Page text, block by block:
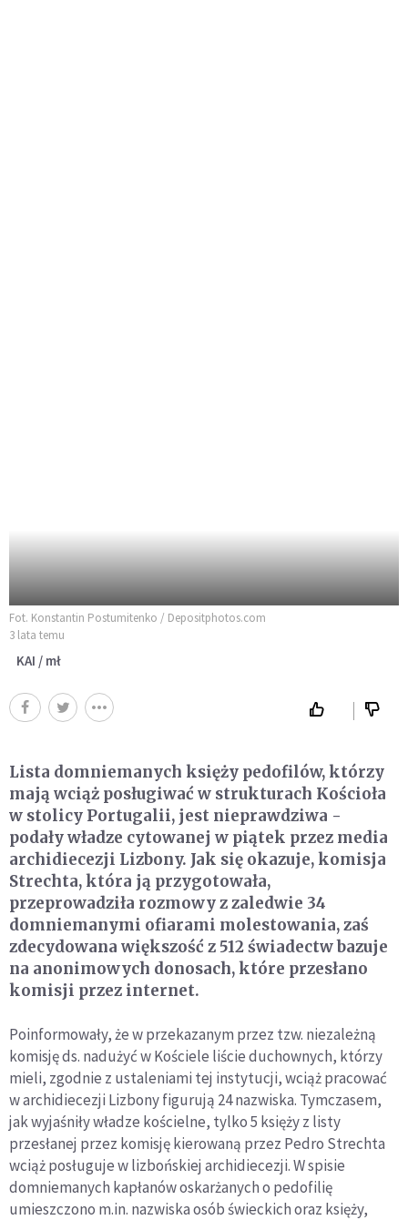
Fot. Konstantin Postumitenko / Depositphotos.com
3 lata temu
KAI / mł
Lista domniemanych księży pedofilów, którzy
mają wciąż posługiwać w strukturach Kościoła
w stolicy Portugalii, jest nieprawdziwa -
podały władze cytowanej w piątek przez media
archidiecezji Lizbony. Jak się okazuje, komisja
Strechta, która ją przygotowała,
przeprowadziła rozmowy z zaledwie 34
domniemanymi ofiarami molestowania, zaś
zdecydowana większość z 512 świadectw bazuje
na anonimowych donosach, które przesłano
komisji przez internet.
Poinformowały, że w przekazanym przez tzw. niezależną
komisję ds. nadużyć w Kościele liście duchownych, którzy
mieli, zgodnie z ustaleniami tej instytucji, wciąż pracować
w archidiecezji Lizbony figurują 24 nazwiska. Tymczasem,
jak wyjaśniły władze kościelne, tylko 5 księży z listy
przesłanej przez komisję kierowaną przez Pedro Strechta
wciąż posługuje w lizbońskiej archidiecezji. W spisie
domniemanych kapłanów oskarżanych o pedofilię
umieszczono m.in. nazwiska osób świeckich oraz księży,